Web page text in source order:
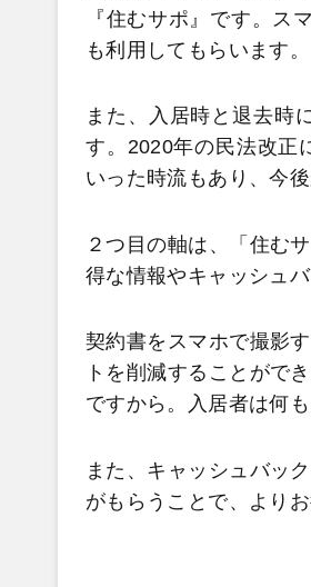
『住むサポ』です。ス
も利用してもらいます。
また、入居時と退去時
す。2020年の民法改正
いった時流もあり、今
２つ目の軸は、「住む
得な情報やキャッシュ
契約書をスマホで撮影
トを削減することがで
ですから。入居者は何
また、キャッシュバッ
がもらうことで、より